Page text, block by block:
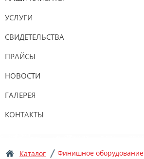
УСЛУГИ
СВИДЕТЕЛЬСТВА
ПРАЙСЫ
НОВОСТИ
ГАЛЕРЕЯ
КОНТАКТЫ
Каталог Финишное оборудование